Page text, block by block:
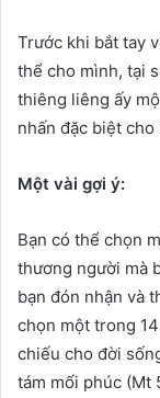
Trước khi bắt tay
thể cho mình, tại
thiêng liêng ấy
nhấn đặc biệt cho
Một vài gợi ý:
Bạn có thể chọn
thương người mà
bạn đón nhận và
chọn một trong
chiếu cho đời
tám mối phúc (Mt